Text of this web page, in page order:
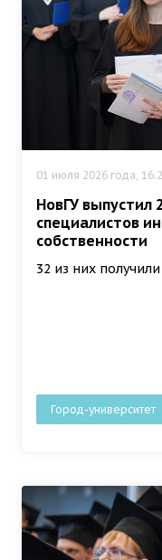
01 июля 2026 года,
НовГУ выпустил
специалистов
собственности
32 из них
Город-университет